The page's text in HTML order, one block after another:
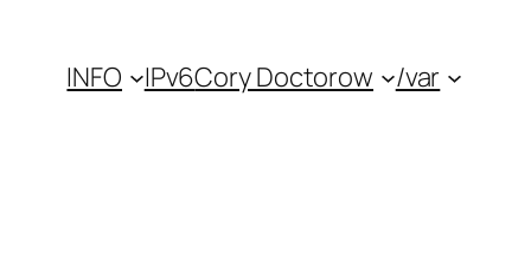
INFO IPv6Cory Doctorow /var